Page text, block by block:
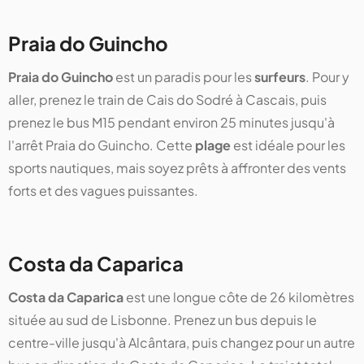
Praia do Guincho
Praia do Guinchoest un paradis pour lessurfeurs. Pour y
aller, prenez le train de Cais do Sodré à Cascais, puis
prenez le bus M15 pendant environ 25 minutes jusqu'à
l'arrêt Praia do Guincho. Cette plageest idéale pour les
sports nautiques, mais soyez prêts à affronter des vents
forts et des vagues puissantes.
Costa da Caparica
Costa da Caparicaest une longue côte de 26 kilomètres
située au sud de Lisbonne. Prenez un bus depuis le
centre-ville jusqu'à Alcântara, puis changez pour un autre